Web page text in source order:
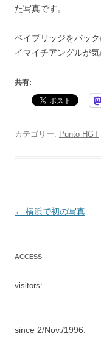
た写真です。
ベイブリッジをバック
イマイチアングルが
共有:
カテゴリー: Punto HGT
投
ョ
← 横浜で初の写真
ACCESS
visitors:
since 2/Nov./1996.